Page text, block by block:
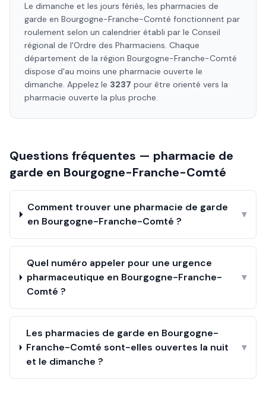
Le dimanche et les jours fériés, les pharmacies de
garde en Bourgogne-Franche-Comté fonctionnent par
roulement selon un calendrier établi par le Conseil
régional de l'Ordre des Pharmaciens. Chaque
département de la région Bourgogne-Franche-Comté
dispose d'au moins une pharmacie ouverte le
dimanche. Appelez le 3237 pour être orienté vers la
pharmacie ouverte la plus proche.
Questions fréquentes — pharmacie de
garde en Bourgogne-Franche-Comté
Comment trouver une pharmacie de garde
en Bourgogne-Franche-Comté ?
▾
Quel numéro appeler pour une urgence
pharmaceutique en Bourgogne-Franche-
Comté ?
▾
Les pharmacies de garde en Bourgogne-
Franche-Comté sont-elles ouvertes la nuit
et le dimanche ?
▾